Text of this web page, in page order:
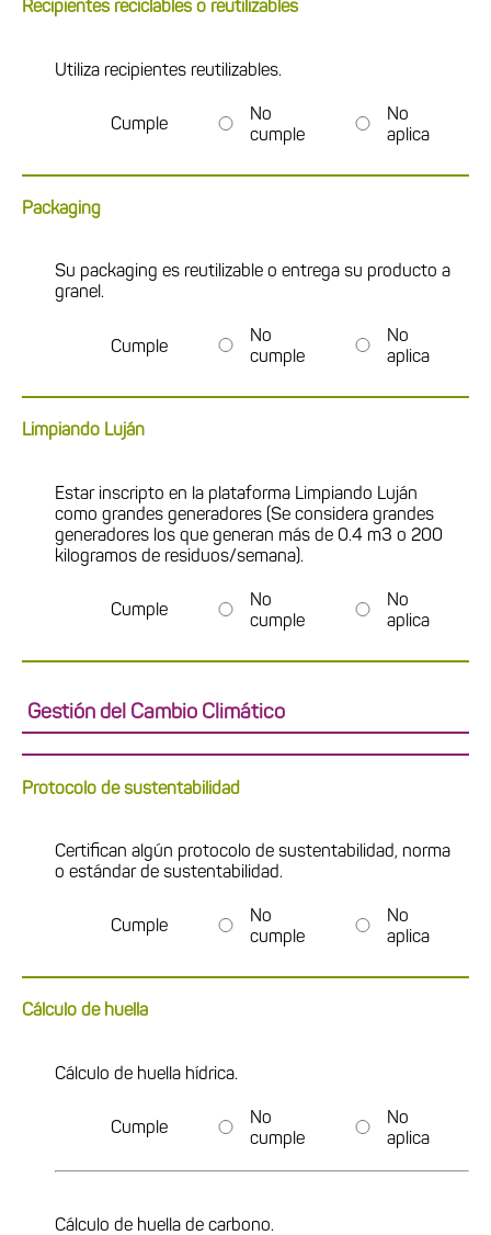
Recipientes reciclables o reutilizables
Utiliza recipientes reutilizables.
Cumple
No
cumple
No
aplica
Packaging
Su packaging es reutilizable o entrega su producto a
granel.
Cumple
No
cumple
No
aplica
Limpiando Luján
Estar inscripto en la plataforma Limpiando Luján
como grandes generadores (Se considera grandes
generadores los que generan más de 0.4 m3 o 200
kilogramos de residuos/semana).
Cumple
No
cumple
No
aplica
Gestión del Cambio Climático
Protocolo de sustentabilidad
Certifican algún protocolo de sustentabilidad, norma
o estándar de sustentabilidad.
Cumple
No
cumple
No
aplica
Cálculo de huella
Cálculo de huella hídrica.
Cumple
No
cumple
No
aplica
Cálculo de huella de carbono.